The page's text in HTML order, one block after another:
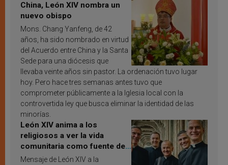
China, León XIV nombra un
nuevo obispo
Mons. Chang Yanfeng, de 42
años, ha sido nombrado en virtud
del Acuerdo entre China y la Santa
Sede para una diócesis que
llevaba veinte años sin pastor. La ordenación tuvo lugar
hoy. Pero hace tres semanas antes tuvo que
comprometer públicamente a la Iglesia local con la
controvertida ley que busca eliminar la identidad de las
minorías.
León XIV anima a los
religiosos a ver la vida
comunitaria como fuente de
inspiración y santificación
Mensaje de León XIV a la